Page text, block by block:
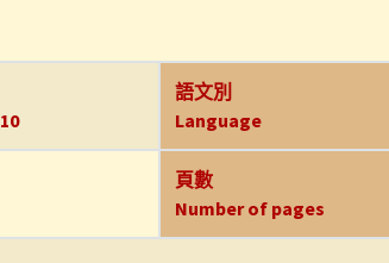
語文別
Language
頁數
Number of pages